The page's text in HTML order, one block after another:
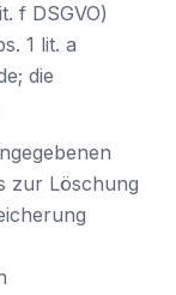
f DSGVO)
1 lit. a
die
zur Löschung